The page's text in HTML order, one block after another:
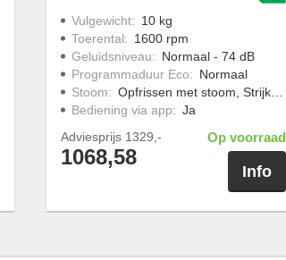
Vulgewicht: 10 kg
Toerental: 1600 rpm
Geluidsniveau: Normaal - 74 dB
Programmaduur Eco: Normaal
Stoom: Opfrissen met stoom, Strijkwerk verminderen
Bediening via app: Ja
Adviesprijs 1329,-
1068,58
Op voorraad
Info